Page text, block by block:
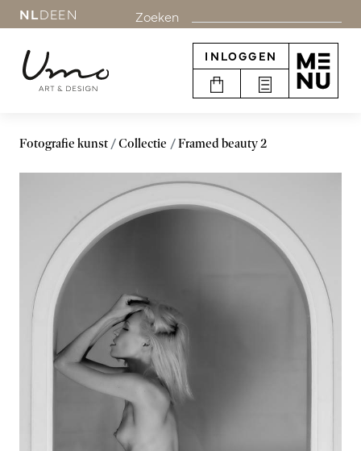
NLDEEN Zoeken
INLOGGEN
Fotografie kunst Collectie Framed beauty 2